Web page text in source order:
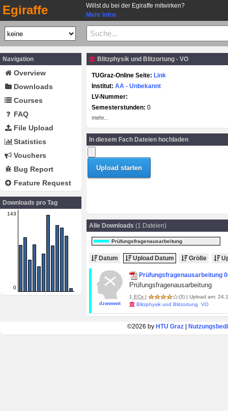
Egiraffe
Willst du bei der Egiraffe mitwirken?
Mehr Infos
Navigation
Overview
Downloads
Courses
FAQ
File Upload
Statistics
Vouchers
Bug Report
Feature Request
Downloads pro Tag
143
0
Blitzphysik und Blitzortung - VO
TUGraz-Online Seite: Link
Institut: AA - Unbekannt
LV-Nummer:
Semesterstunden: 0
mehr...
In diesem Fach Dateien hochladen
Alle Downloads (1 Dateien)
Prüfungsfragenausarbeitung
Datum Upload Datum Größe
dzwwwwt
Prüfungsfragenausarbeitung
Prüfungsfragenausarbeitung
1 ECs | (3) | Upload am:
Blitzphysik und Blitzortung VO
©2026 by HTU Graz|